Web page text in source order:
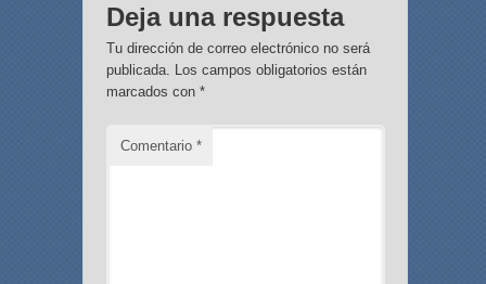
Deja una respuesta
Tu dirección de correo electrónico no será
publicada.
Los campos obligatorios están
marcados con *
Comentario *